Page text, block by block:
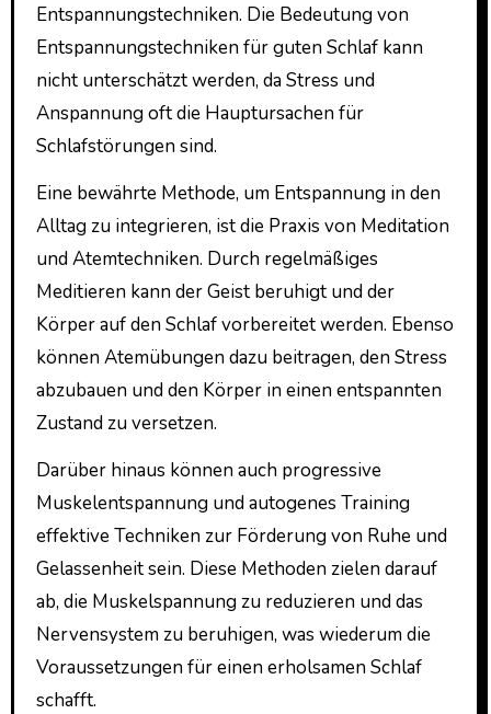
Entspannungstechniken. Die Bedeutung von
Entspannungstechniken für guten Schlaf kann
nicht unterschätzt werden, da Stress und
Anspannung oft die Hauptursachen für
Schlafstörungen sind.
Eine bewährte Methode, um Entspannung in den
Alltag zu integrieren, ist die Praxis von Meditation
und Atemtechniken. Durch regelmäßiges
Meditieren kann der Geist beruhigt und der
Körper auf den Schlaf vorbereitet werden. Ebenso
können Atemübungen dazu beitragen, den Stress
abzubauen und den Körper in einen entspannten
Zustand zu versetzen.
Darüber hinaus können auch progressive
Muskelentspannung und autogenes Training
effektive Techniken zur Förderung von Ruhe und
Gelassenheit sein. Diese Methoden zielen darauf
ab, die Muskelspannung zu reduzieren und das
Nervensystem zu beruhigen, was wiederum die
Voraussetzungen für einen erholsamen Schlaf
schafft.